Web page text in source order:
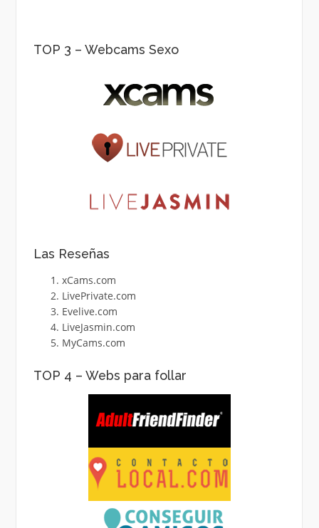
TOP 3 – Webcams Sexo
Las Reseñas
xCams.com
LivePrivate.com
Evelive.com
LiveJasmin.com
MyCams.com
TOP 4 – Webs para follar